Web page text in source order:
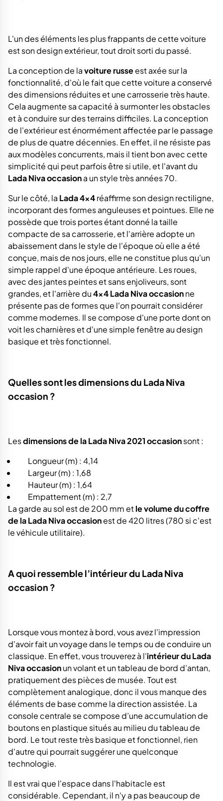
L'un des éléments les plus frappants de cette voiture
est son design extérieur, tout droit sorti du passé.
La conception de lavoiture russeest axée sur la
fonctionnalité, d'où le fait que cette voiture a conservé
des dimensions réduites et une carrosserie très haute.
Cela augmente sa capacité à surmonter les obstacles
et à conduire sur des terrains difficiles. La conception
de l'extérieur est énormément affectée par le passage
de plus de quatre décennies. En effet, il ne résiste pas
aux modèles concurrents, mais il tient bon avec cette
simplicité qui peut parfois être si utile, et l'avant du
Lada Niva occasiona un style très années 70.
Sur le côté, la Lada 4x4réaffirme son design rectiligne,
incorporant des formes anguleuses et pointues. Elle ne
possède que trois portes étant donné la taille
compacte de sa carrosserie, et l'arrière adopte un
abaissement dans le style de l'époque où elle a été
conçue, mais de nos jours, elle ne constitue plus qu'un
simple rappel d'une époque antérieure. Les roues,
avec des jantes peintes et sans enjoliveurs, sont
grandes, et l'arrière du4x4 Lada Niva occasionne
présente pas de formes que l'on pourrait considérer
comme modernes. Il se compose d'une porte dont on
voit les charnières et d'une simple fenêtre au design
basique et très fonctionnel.
Quelles sont les dimensions du Lada Niva
occasion ?
Lesdimensions de laLada Niva 2021 occasionsont :
Longueur (m) : 4,14
Largeur (m) : 1,68
Hauteur (m) : 1,64
Empattement (m) : 2,7
La garde au sol est de 200 mm etle volume du coffre
de la Lada Niva occasionest de 420 litres (780 si c'est
le véhicule utilitaire).
A quoi ressemble l’intérieur du Lada Niva
occasion ?
Lorsque vous montez à bord, vous avez l'impression
d'avoir fait un voyage dans le temps ou de conduire un
classique. En effet, vous trouverez à l'intérieur du Lada
Niva occasionun volant et un tableau de bord d’antan,
pratiquement des pièces de musée. Tout est
complètement analogique, donc il vous manque des
éléments de base comme la direction assistée. La
console centrale se compose d’une accumulation de
boutons en plastique situés au milieu du tableau de
bord. Le tout reste très basique et fonctionnel, rien
d'autre qui pourrait suggérer une quelconque
technologie.
Il est vrai que l'espace dans l'habitacle est
considérable. Cependant, il n'y a pas beaucoup de